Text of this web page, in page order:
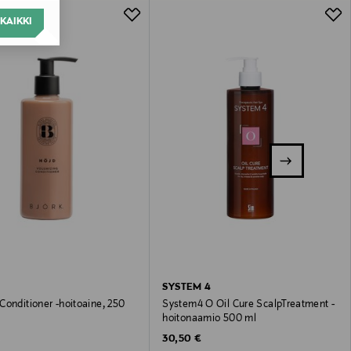
-hoitoaine, 250
SYSTEM 4
System4 O Oil Cure ScalpTreatment -
hoitonaamio 500 ml
Original Price
30,50 €